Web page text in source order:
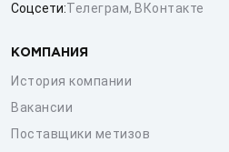
Соцсети:Телеграм, ВКонтакте
КОМПАНИЯ
История компании
Вакансии
Поставщики метизов